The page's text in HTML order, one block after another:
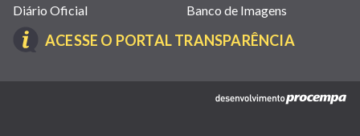
Links
úteis
(abrem
nova
Diário Oficial Banco de Imagens
ACESSE O PORTAL TRANSPARÊNCIA(LINK
EM
NOVA